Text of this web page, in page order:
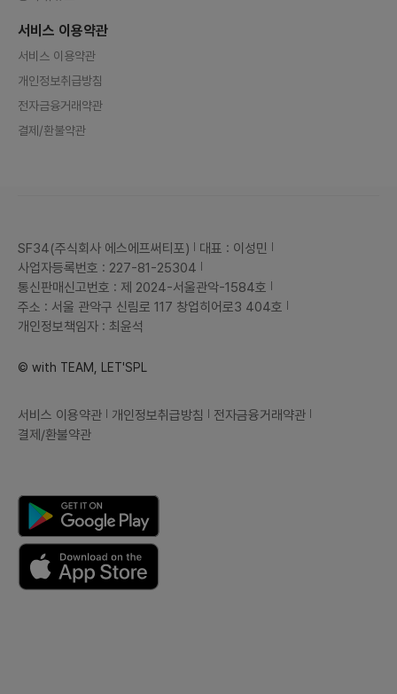
서비스 이용약관
서비스 이용약관
개인정보취급방침
전자금융거래약관
결제/환불약관
SF34(주식회사 에스에프써티포)
대표 : 이성민
사업자등록번호 : 227-81-25304
통신판매신고번호 : 제 2024-서울관악-1584호
주소 : 서울 관악구 신림로 117 창업히어로3 404호
개인정보책임자 : 최윤석
© with TEAM, LET'SPL
서비스 이용약관 개인정보취급방침
전자금융거래약관
결제/환불약관